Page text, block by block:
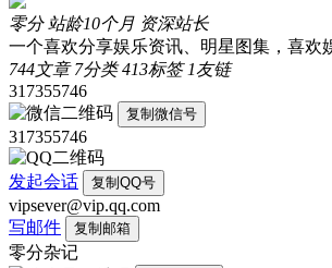
零分 站龄10个月 资深站长
一个喜欢分享娱乐资讯、明星图集，喜欢
744文章 7分类 413标签 1友链
317355746
复制微信号
317355746
发起会话 复制QQ号
vipsever@vip.qq.com
写邮件
复制邮箱
零分杂记